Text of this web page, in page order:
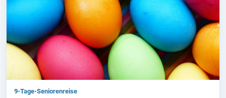
9-Tage-Seniorenreise